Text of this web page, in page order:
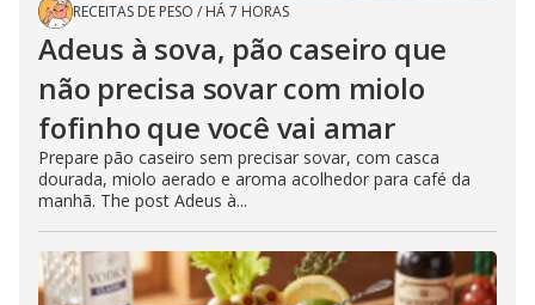
RECEITAS DE PESO / HÁ 7 HORAS
Adeus à sova, pão caseiro que
não precisa sovar com miolo
fofinho que você vai amar
Prepare pão caseiro sem precisar sovar, com casca
dourada, miolo aerado e aroma acolhedor para café da
manhã. The post Adeus à...